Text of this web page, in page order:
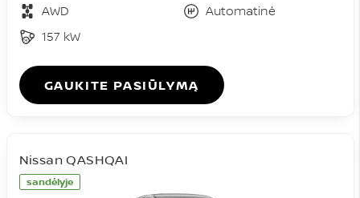
AWD
Automatinė
157 kW
GAUKITE PASIŪLYMĄ
sandėlyje
Nissan QASHQAI